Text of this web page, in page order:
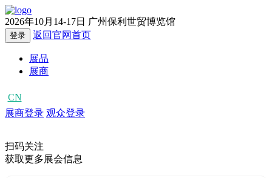
2026年10月14-17日 广州保利世贸博览馆
登录 返回官网首页
展品
展商
CN
展商登录 观众登录
扫码关注
获取更多展会信息